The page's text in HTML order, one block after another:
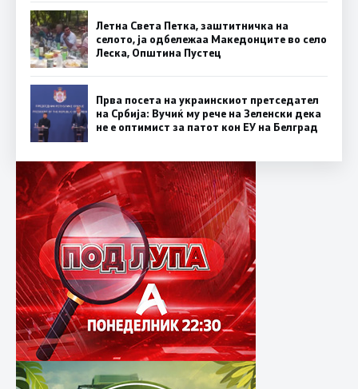
Летна Света Петка, заштитничка на
селото, ја одбележаа Македонците во село
Леска, Општина Пустец
Прва посета на украинскиот претседател
на Србија: Вучиќ му рече на Зеленски дека
не е оптимист за патот кон ЕУ на Белград